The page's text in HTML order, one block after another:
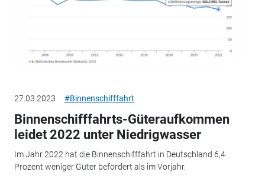
27.03.2023 #Binnenschifffahrt
Binnenschifffahrts-Güteraufkommen
leidet 2022 unter Niedrigwasser
Im Jahr 2022 hat die Binnenschifffahrt in Deutschland 6,4
Prozent weniger Güter befördert als im Vorjahr.